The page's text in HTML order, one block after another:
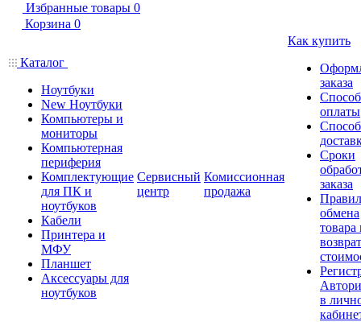
Избранные товары 0
Корзина 0
Каталог
Ноутбуки
New Ноутбуки
Компьютеры и
мониторы
Компьютерная
периферия
Комплектующие
для ПК и
ноутбуков
Кабели
Принтера и
МФУ
Планшет
Аксессуары для
ноутбуков
Сервисный
центр
Комиссионная
продажа
Как купить
заказа
оплаты
Сроки
заказа
обмена
товара
в